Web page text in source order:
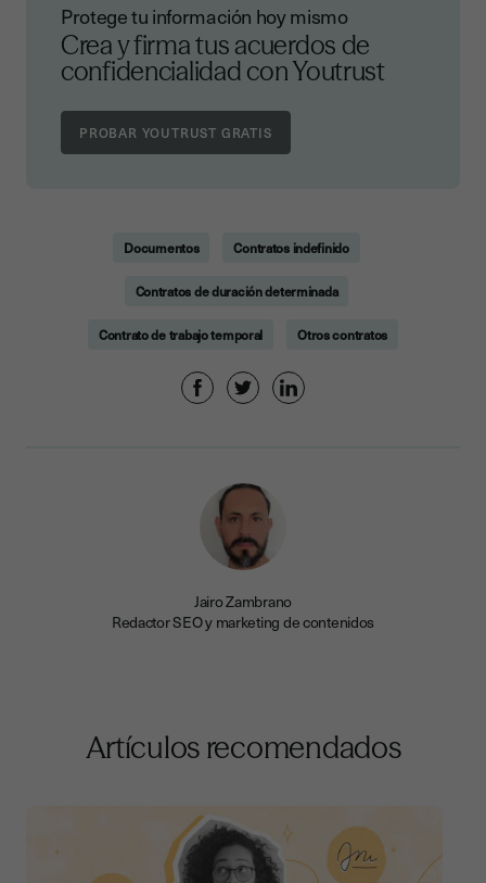
Protege tu información hoy mismo
Crea y firma tus acuerdos de
confidencialidad con Youtrust
Documentos Contratos indefinido
Contratos de duración determinada
Contrato de trabajo temporal Otros contratos
Jairo Zambrano
Redactor SEO y marketing de contenidos
Artículos recomendados